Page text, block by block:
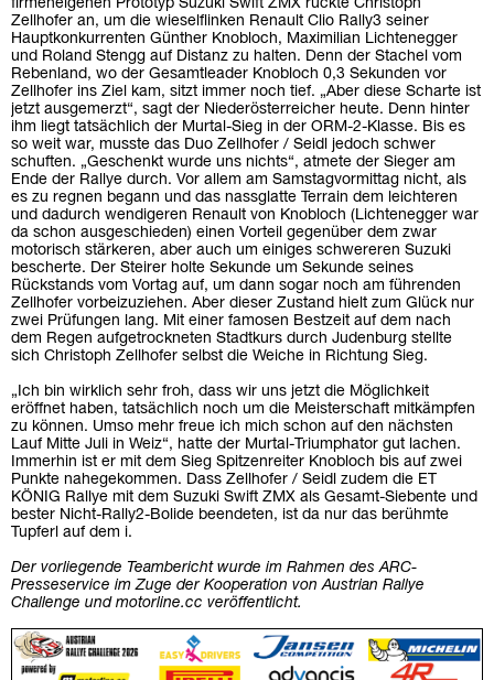
firmeneigenen Prototyp Suzuki Swift ZMX rückte Christoph
Zellhofer an, um die wieselflinken Renault Clio Rally3 seiner
Hauptkonkurrenten Günther Knobloch, Maximilian Lichtenegger
und Roland Stengg auf Distanz zu halten. Denn der Stachel vom
Rebenland, wo der Gesamtleader Knobloch 0,3 Sekunden vor
Zellhofer ins Ziel kam, sitzt immer noch tief. „Aber diese Scharte ist
jetzt ausgemerzt“, sagt der Niederösterreicher heute. Denn hinter
ihm liegt tatsächlich der Murtal-Sieg in der ORM-2-Klasse. Bis es
so weit war, musste das Duo Zellhofer / Seidl jedoch schwer
schuften. „Geschenkt wurde uns nichts“, atmete der Sieger am
Ende der Rallye durch. Vor allem am Samstagvormittag nicht, als
es zu regnen begann und das nassglatte Terrain dem leichteren
und dadurch wendigeren Renault von Knobloch (Lichtenegger war
da schon ausgeschieden) einen Vorteil gegenüber dem zwar
motorisch stärkeren, aber auch um einiges schwereren Suzuki
bescherte. Der Steirer holte Sekunde um Sekunde seines
Rückstands vom Vortag auf, um dann sogar noch am führenden
Zellhofer vorbeizuziehen. Aber dieser Zustand hielt zum Glück nur
zwei Prüfungen lang. Mit einer famosen Bestzeit auf dem nach
dem Regen aufgetrockneten Stadtkurs durch Judenburg stellte
sich Christoph Zellhofer selbst die Weiche in Richtung Sieg.
„Ich bin wirklich sehr froh, dass wir uns jetzt die Möglichkeit
eröffnet haben, tatsächlich noch um die Meisterschaft mitkämpfen
zu können. Umso mehr freue ich mich schon auf den nächsten
Lauf Mitte Juli in Weiz“, hatte der Murtal-Triumphator gut lachen.
Immerhin ist er mit dem Sieg Spitzenreiter Knobloch bis auf zwei
Punkte nahegekommen. Dass Zellhofer / Seidl zudem die ET
KÖNIG Rallye mit dem Suzuki Swift ZMX als Gesamt-Siebente und
bester Nicht-Rally2-Bolide beendeten, ist da nur das berühmte
Tupferl auf dem i.
Der vorliegende Teambericht wurde im Rahmen des ARC-
Presseservice im Zuge der Kooperation von Austrian Rallye
Challenge und motorline.cc veröffentlicht.